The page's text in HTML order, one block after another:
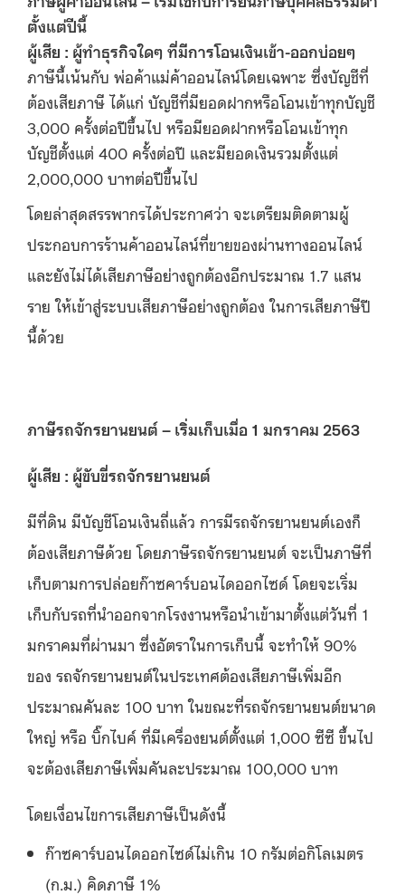
ตั้งแต่ปีนี้
ผู้เสีย : ผู้ทำธุรกิจใดๆ ที่มีการโอนเงินเข้า-ออกบ่อยๆ
ภาษีนี้เน้นกับ พ่อค้าแม่ค้าออนไลน์โดยเฉพาะ ซึ่งบัญชีที่
ต้องเสียภาษี ได้แก่ บัญชีที่มียอดฝากหรือโอนเข้าทุกบัญชี
3,000 ครั้งต่อปีขึ้นไป หรือมียอดฝากหรือโอนเข้าทุก
บัญชีตั้งแต่ 400 ครั้งต่อปี และมียอดเงินรวมตั้งแต่
2,000,000 บาทต่อปีขึ้นไป
โดยล่าสุดสรรพากรได้ประกาศว่า จะเตรียมติดตามผู้
ประกอบการร้านค้าออนไลน์ที่ขายของผ่านทางออนไลน์
และยังไม่ได้เสียภาษีอย่างถูกต้องอีกประมาณ 1.7 แสน
ราย ให้เข้าสู่ระบบเสียภาษีอย่างถูกต้อง ในการเสียภาษีปี
นี้ด้วย
ภาษีรถจักรยานยนต์– เริ่มเก็บเมื่อ 1 มกราคม 2563
ผู้เสีย : ผู้ขับขี่รถจักรยานยนต์
มีที่ดิน มีบัญชีโอนเงินถี่แล้ว การมีรถจักรยานยนต์เองก็
ต้องเสียภาษีด้วย โดยภาษีรถจักรยานยนต์ จะเป็นภาษีที่
เก็บตามการปล่อยก๊าซคาร์บอนไดออกไซด์ โดยจะเริ่ม
เก็บกับรถที่นำออกจากโรงงานหรือนำเข้ามาตั้งแต่วันที่ 1
มกราคมที่ผ่านมา ซึ่งอัตราในการเก็บนี้ จะทำให้ 90%
ของ รถจักรยานยนต์ในประเทศต้องเสียภาษีเพิ่มอีก
ประมาณคันละ 100 บาท ในขณะที่รถจักรยานยนต์ขนาด
ใหญ่ หรือ บิ๊กไบค์ ที่มีเครื่องยนต์ตั้งแต่ 1,000 ซีซี ขึ้นไป
จะต้องเสียภาษีเพิ่มคันละประมาณ 100,000 บาท
โดยเงื่อนไขการเสียภาษีเป็นดังนี้
ก๊าซคาร์บอนไดออกไซด์ไม่เกิน 10 กรัมต่อกิโลเมตร
(ก.ม.) คิดภาษี 1%